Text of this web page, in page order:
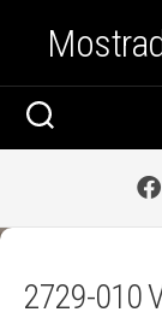
2729-010